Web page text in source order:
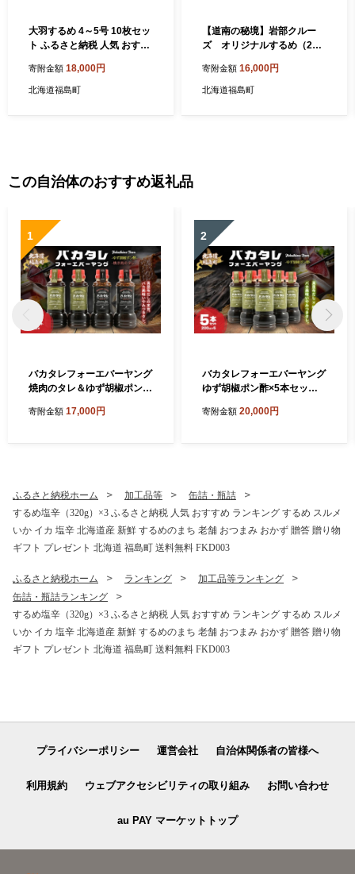
大羽するめ 4～5号 10枚セッ
ト ふるさと納税 人気 おすす
いか イカ するめいか スルメ
イカ 大羽 干物 健康 おつまみ
寄附金額 18,000円
北海道福島町
【道南の秘境】岩部クルー
ズ オリジナルするめ（25
おすすめ ランキング するめ
いか スルメイカ 絶景 スポッ
寄附金額 16,000円
北海道福島町
この自治体のおすすめ返礼品
1
バカタレフォーエバーヤング
焼肉のタレ＆ゆず胡椒ポン酢
ン酢 北海道 福島町 真昆布 使
酢 福島町商工会青年部 バカ
タレフォーエバーヤング 北
海道 ご当地グルメ 柚子香る
ポン酢 だし香る ポン酢 】 F
寄附金額 17,000円
2
バカタレフォーエバーヤング
ゆず胡椒ポン酢×5本セット
島町 真昆布 使用 昆布だし ポ
会青年部 バカタレフォーエ
バーヤング 北海道 ご当地グ
ルメ 柚子香る ポン酢 だし香
る ポン酢 】 FKB084
寄附金額 20,000円
ふるさと納税ホーム 加工品等
缶詰・瓶詰
するめ塩辛（320g）×3 ふるさと納税 人気 おすすめ ランキング するめ スルメ
いか イカ 塩辛 北海道産 新鮮 するめのまち 老舗 おつまみ おかず 贈答 贈り物
ギフト プレゼント 北海道 福島町 送料無料 FKD003
ふるさと納税ホーム ランキング
加工品等ランキング
缶詰・瓶詰ランキング
するめ塩辛（320g）×3 ふるさと納税 人気 おすすめ ランキング するめ スルメ
いか イカ 塩辛 北海道産 新鮮 するめのまち 老舗 おつまみ おかず 贈答 贈り物
ギフト プレゼント 北海道 福島町 送料無料 FKD003
プライバシーポリシー 運営会社 自治体関係者の皆様へ
利用規約 ウェブアクセシビリティの取り組み お問い合わせ
au PAY マーケットトップ